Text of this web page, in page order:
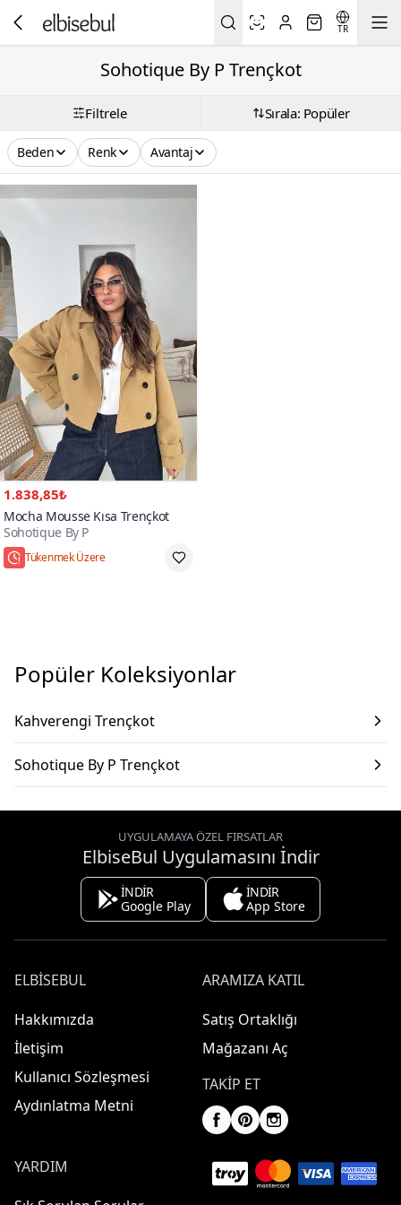
TR
Sohotique By P Trençkot
Filtrele Sırala: Popüler
Beden Renk Avantaj
1.838,85₺
Mocha Mousse Kısa Trençkot
Sohotique By P
Tükenmek Üzere
Popüler Koleksiyonlar
Kahverengi Trençkot
Sohotique By P Trençkot
UYGULAMAYA ÖZEL FIRSATLAR
ElbiseBul Uygulamasını İndir
İNDİR
Google Play
İNDİR
App Store
ELBISEBUL
Hakkımızda
İletişim
Kullanıcı Sözleşmesi
Aydınlatma Metni
ARAMIZA KATIL
Satış Ortaklığı
Mağazanı Aç
TAKIP ET
YARDIM